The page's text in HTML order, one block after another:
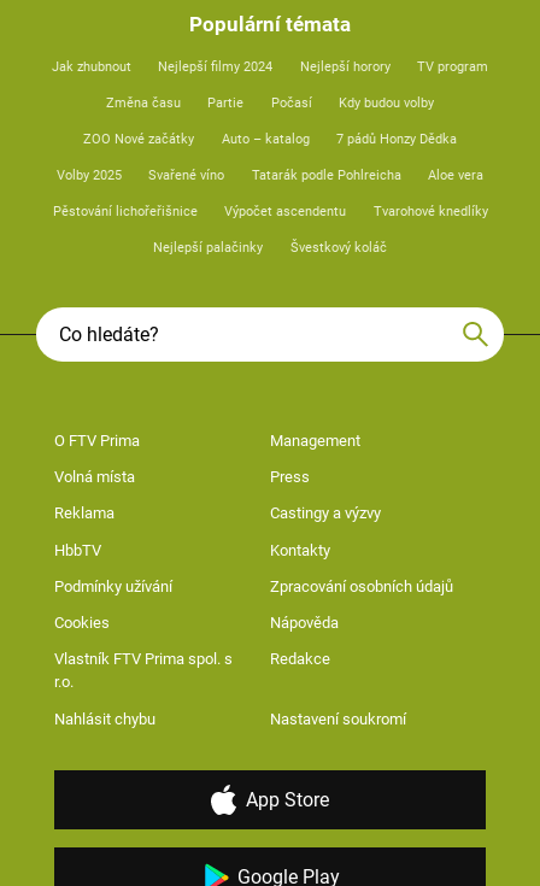
Populární témata
Jak zhubnout Nejlepší filmy 2024 Nejlepší horory TV program
Změna času Partie Počasí Kdy budou volby
ZOO Nové začátky Auto – katalog 7 pádů Honzy Dědka
Volby 2025 Svařené víno Tatarák podle Pohlreicha Aloe vera
Pěstování lichořeřišnice Výpočet ascendentu Tvarohové knedlíky
Nejlepší palačinky Švestkový koláč
O FTV Prima Management
Volná místa Press
Reklama Castingy a výzvy
HbbTV Kontakty
Podmínky užívání Zpracování osobních údajů
Cookies Nápověda
Vlastník FTV Prima spol. s
r.o.
Redakce
Nahlásit chybu Nastavení soukromí
App Store
Google Play